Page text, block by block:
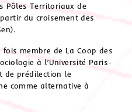
Pôles Territoriaux de
du croisement des
membre de La Coop des
à l’Université Paris-
de prédilection le
comme alternative à